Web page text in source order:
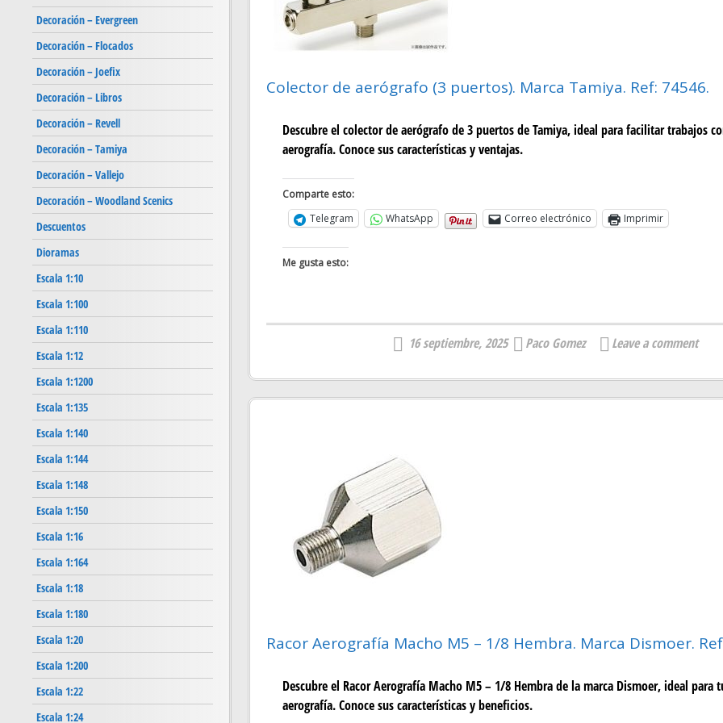
Colector de aerógrafo (3 puertos). Marca Tamiya. Ref: 74546.
Descubre el colector de aerógrafo de 3 puertos de Tamiya, ideal para facilitar trabajos
aerografía. Conoce sus características y ventajas.
Comparte esto:
Telegram
WhatsApp Correo electrónico Imprimir
Me gusta esto:
16 septiembre, 2025 Paco Gomez Leave a comment
Racor Aerografía Macho M5 – 1/8 Hembra. Marca Dismoer.
Descubre el Racor Aerografía Macho M5 – 1/8 Hembra de la marca Dismoer, ideal para
aerografía. Conoce sus características y beneficios.
Decoración – Evergreen
Decoración – Flocados
Decoración – Joefix
Decoración – Libros
Decoración – Revell
Decoración – Tamiya
Decoración – Vallejo
Decoración – Woodland Scenics
Descuentos
Dioramas
Escala 1:10
Escala 1:100
Escala 1:110
Escala 1:12
Escala 1:1200
Escala 1:135
Escala 1:140
Escala 1:144
Escala 1:148
Escala 1:150
Escala 1:16
Escala 1:164
Escala 1:18
Escala 1:180
Escala 1:20
Escala 1:200
Escala 1:22
Escala 1:24